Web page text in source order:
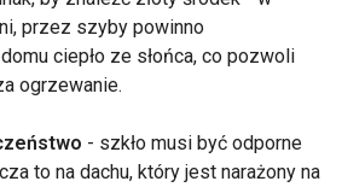
przez szyby powinno
ciepło ze słońca, co pozwoli
ogrzewanie.
- szkło musi być odporne
to na dachu, który jest narażony na